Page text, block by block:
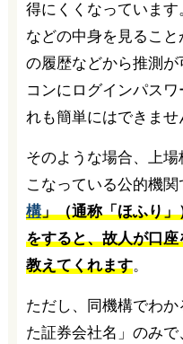
得にくくなっていま
などの中身を見るこ
の履歴などから推測
コンにログインパス
れも簡単にはできませ
そのような場合、上
こなっている公的機関
構」（通称「ほふり
をすると、故人が口
教えてくれます。
ただし、同機構でわ
た証券会社名」のみ